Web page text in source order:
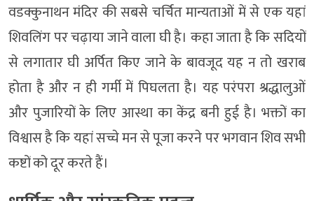
वडक्कुनाथन मंदिर की सबसे चर्चित मान्यताओं में से एक यहां
शिवलिंग पर चढ़ाया जाने वाला घी है। कहा जाता है कि सदियों
से लगातार घी अर्पित किए जाने के बावजूद यह न तो खराब
होता है और न ही गर्मी में पिघलता है। यह परंपरा श्रद्धालुओं
और पुजारियों के लिए आस्था का केंद्र बनी हुई है। भक्तों का
विश्वास है कि यहां सच्चे मन से पूजा करने पर भगवान शिव सभी
कष्टों को दूर करते हैं।